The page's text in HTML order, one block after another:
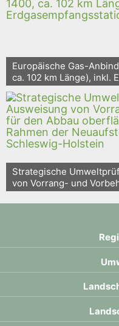
Europäische Gas-
ca. 102 km Länge), inkl.
Strategische
von Vorrang- und
oberflächennaher
Neuaufstellung der